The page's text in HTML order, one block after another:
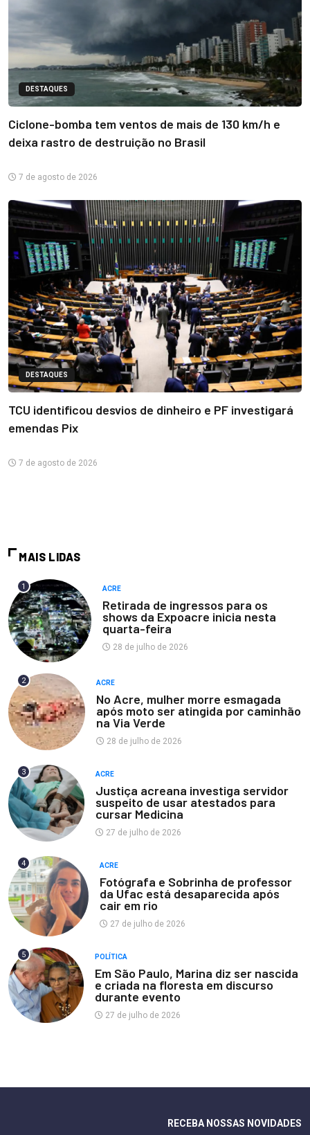
DESTAQUES
Ciclone-bomba tem ventos de mais de 130 km/h e
deixa rastro de destruição no Brasil
7 de agosto de 2026
DESTAQUES
TCU identificou desvios de dinheiro e PF investigará
emendas Pix
7 de agosto de 2026
MAIS LIDAS
1 ACRE
Retirada de ingressos para os
shows da Expoacre inicia nesta
quarta-feira
28 de julho de 2026
2 ACRE
No Acre, mulher morre esmagada
após moto ser atingida por caminhão
na Via Verde
28 de julho de 2026
3 ACRE
Justiça acreana investiga servidor
suspeito de usar atestados para
cursar Medicina
27 de julho de 2026
4 ACRE
Fotógrafa e Sobrinha de professor
da Ufac está desaparecida após
cair em rio
27 de julho de 2026
5 POLÍTICA
Em São Paulo, Marina diz ser nascida
e criada na floresta em discurso
durante evento
27 de julho de 2026
RECEBA NOSSAS NOVIDADES